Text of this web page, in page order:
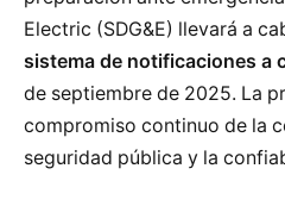
Electric (SDG&E) llevará a
sistema de notificaciones a
de septiembre de 2025. La
compromiso continuo de la
seguridad pública y la